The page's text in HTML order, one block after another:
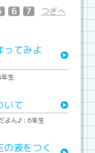
6 7 つぎへ
ってみよ
生
いて
よん♪ : 6年生
液をつく